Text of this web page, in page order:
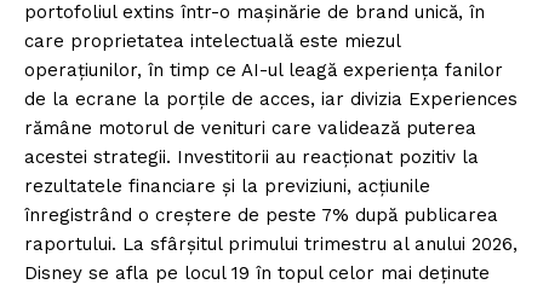
portofoliul extins într-o mașinărie de brand unică, în
care proprietatea intelectuală este miezul
operațiunilor, în timp ce AI-ul leagă experiența fanilor
de la ecrane la porțile de acces, iar divizia Experiences
rămâne motorul de venituri care validează puterea
acestei strategii. Investitorii au reacționat pozitiv la
rezultatele financiare și la previziuni, acțiunile
înregistrând o creștere de peste 7% după publicarea
raportului. La sfârșitul primului trimestru al anului 2026,
Disney se afla pe locul 19 în topul celor mai deținute